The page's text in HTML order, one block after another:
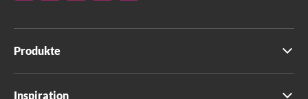
Produkte
Inspiration